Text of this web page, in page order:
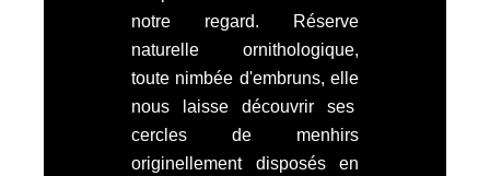
notre regard. Réserve
naturelle ornithologique,
toute nimbée d'embruns, elle
nous laisse découvrir ses
cercles de menhirs
originellement disposés en